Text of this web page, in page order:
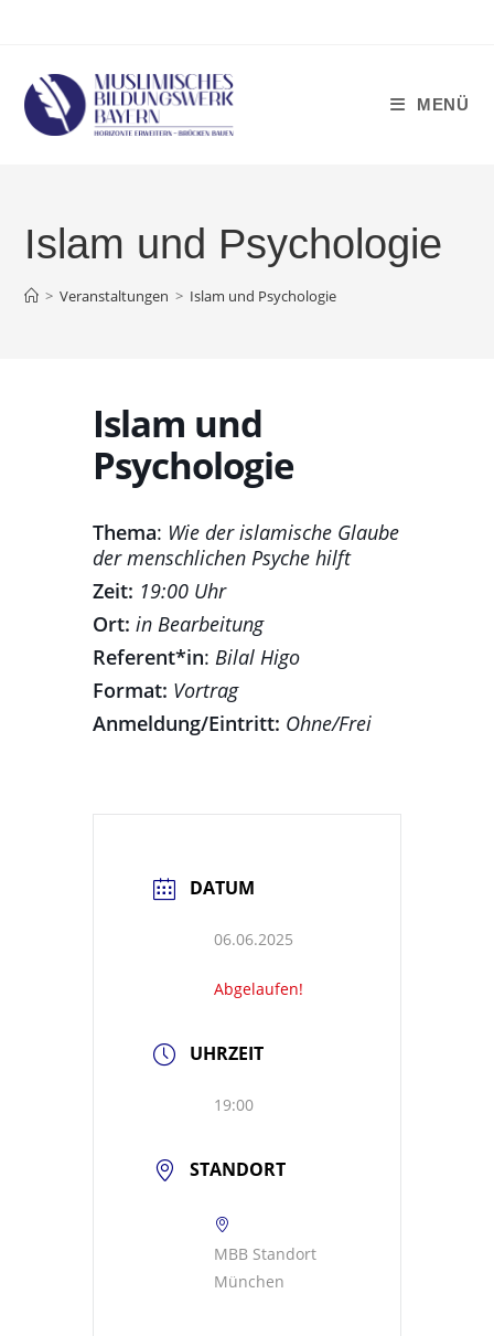
MENÜ
Islam und Psychologie
> Veranstaltungen > Islam und Psychologie
Islam und
Psychologie
Thema: Wie der islamische Glaube
der menschlichen Psyche hilft
Zeit: 19:00 Uhr
Ort: in Bearbeitung
Referent*in: Bilal Higo
Format: Vortrag
Anmeldung/Eintritt: Ohne/Frei
DATUM
06.06.2025
Abgelaufen!
UHRZEIT
19:00
STANDORT
MBB Standort
München